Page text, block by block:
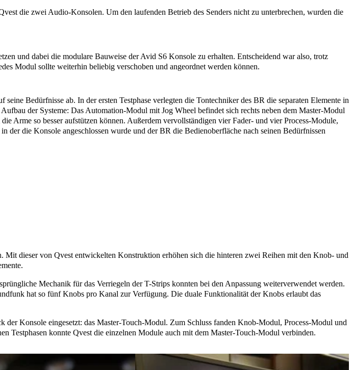
die zwei Audio-Konsolen. Um den laufenden Betrieb des Senders nicht zu unterbrechen, wurden die
und dabei die modulare Bauweise der Avid S6 Konsole zu erhalten. Entscheidend war also, trotz
Modul sollte weiterhin beliebig verschoben und angeordnet werden können.
Bedürfnisse ab. In der ersten Testphase verlegten die Tontechniker des BR die separaten Elemente in
der Systeme: Das Automation-Modul mit Jog Wheel befindet sich rechts neben dem Master-Modul
Arme so besser aufstützen können. Außerdem vervollständigen vier Fader- und vier Process-Module,
die Konsole angeschlossen wurde und der BR die Bedienoberfläche nach seinen Bedürfnissen
Mit dieser von Qvest entwickelten Konstruktion erhöhen sich die hinteren zwei Reihen mit den Knob- und
Mechanik für das Verriegeln der T-Strips konnten bei den Anpassung weiterverwendet werden.
hat so fünf Knobs pro Kanal zur Verfügung. Die duale Funktionalität der Knobs erlaubt das
Konsole eingesetzt: das Master-Touch-Modul. Zum Schluss fanden Knob-Modul, Process-Modul und
konnte Qvest die einzelnen Module auch mit dem Master-Touch-Modul verbinden.